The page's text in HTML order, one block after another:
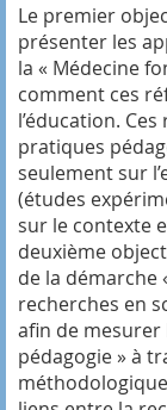
Le premier
présenter les
la « Médecine
comment ces
l’éducation.
pratiques
seulement sur
(études
sur le contexte
deuxième
de la démarche
recherches en
afin de mesurer
pédagogie » à